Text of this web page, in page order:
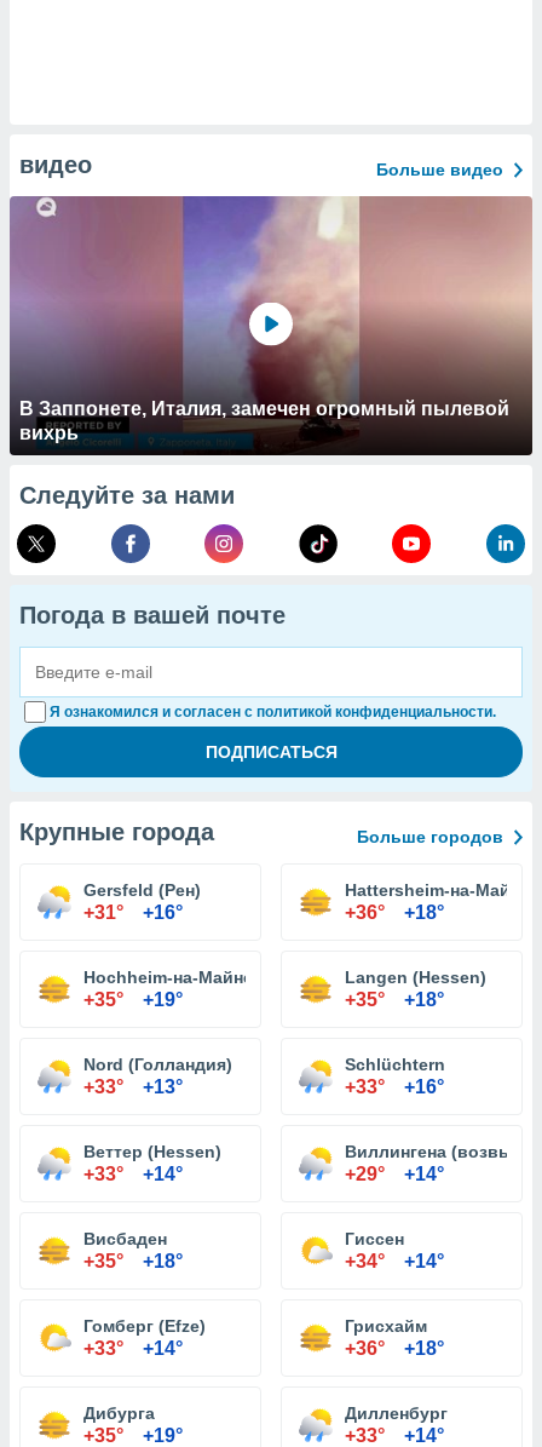
видео Больше видео
В Заппонете, Италия, замечен огромный пылевой
вихрь
Следуйте за нами
Погода в вашей почте
Я ознакомился и согласен с политикой конфиденциальности.
Крупные города Больше городов
Gersfeld (Рен)
+31° +16°
Hattersheim-на-Майне
+36° +18°
Hochheim-на-Майне
+35° +19°
Langen (Hessen)
+35° +18°
Nord (Голландия)
+33° +13°
Schlüchtern
+33° +16°
Веттер (Hessen)
+33° +14°
Виллингена
+29° +14°
Висбаден
+35° +18°
Гиссен
+34° +14°
Гомберг (Efze)
+33° +14°
Грисхайм
+36° +18°
Дибурга
+35° +19°
Дилленбург
+33° +14°